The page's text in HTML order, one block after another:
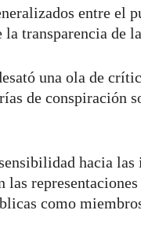
entre el
la transparencia de
una ola de
de conspiración
hacia las
como